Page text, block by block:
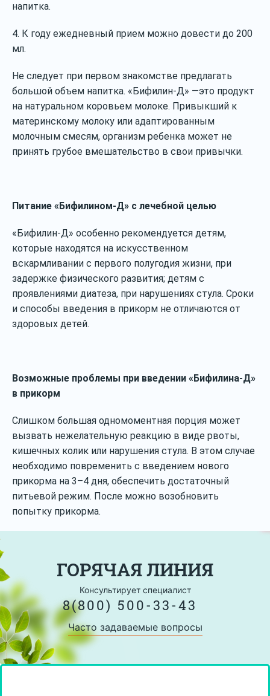
напитка.
4. К году ежедневный прием можно довести до 200
мл.
Не следует при первом знакомстве предлагать
большой объем напитка. «Бифилин-Д» —это продукт
на натуральном коровьем молоке. Привыкший к
материнскому молоку или адаптированным
молочным смесям, организм ребенка может не
принять грубое вмешательство в свои привычки.
Питание «Бифилином-Д» с лечебной целью
«Бифилин-Д» особенно рекомендуется детям,
которые находятся на искусственном
вскармливании с первого полугодия жизни, при
задержке физического развития; детям с
проявлениями диатеза, при нарушениях стула. Сроки
и способы введения в прикорм не отличаются от
здоровых детей.
Возможные проблемы при введении «Бифилина-Д»
в прикорм
Слишком большая одномоментная порция может
вызвать нежелательную реакцию в виде рвоты,
кишечных колик или нарушения стула. В этом случае
необходимо повременить с введением нового
прикорма на 3–4 дня, обеспечить достаточный
питьевой режим. После можно возобновить
попытку прикорма.
ГОРЯЧАЯ ЛИНИЯ
Консультирует специалист
8(800) 500-33-43
Часто задаваемые вопросы